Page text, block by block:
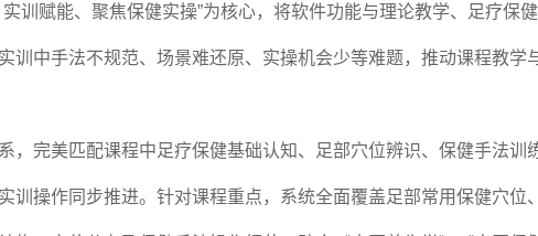
训赋能、聚焦保健实操”为核心，将软件功能与理论教学、足疗保
训中手法不规范、场景难还原、实操机会少等难题，推动课程教学
，完美匹配课程中足疗保健基础认知、足部穴位辨识、保健手法训
训操作同步推进。针对课程重点，系统全面覆盖足部常用保健穴位